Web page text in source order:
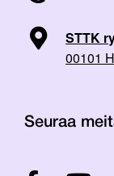
STTK
00101
Seuraa